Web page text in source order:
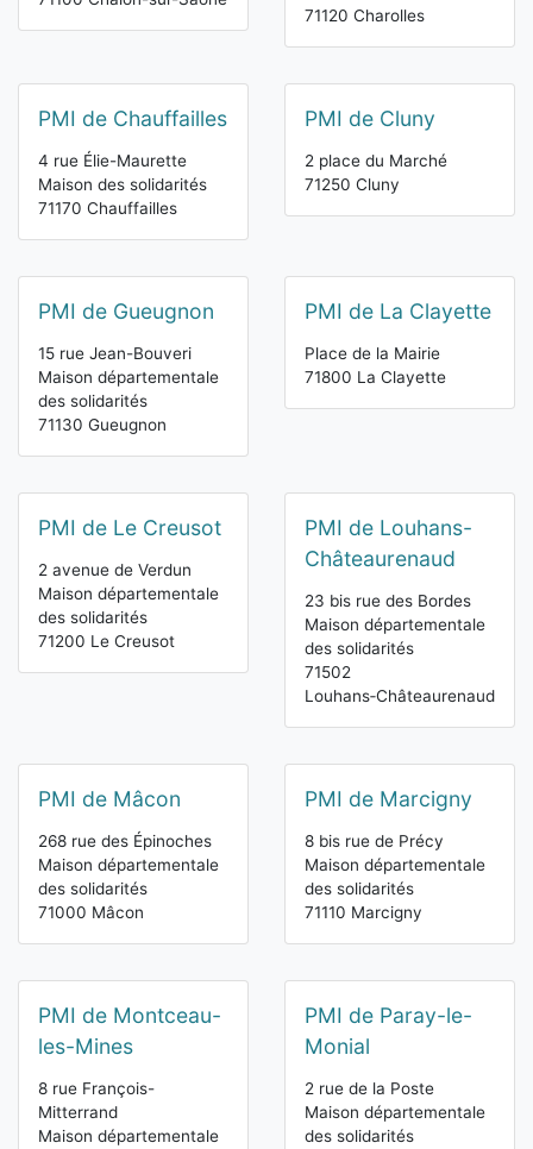
71120 Charolles
PMI de Chauffailles
4 rue Élie-Maurette
Maison des solidarités
71170 Chauffailles
PMI de Cluny
2 place du Marché
71250 Cluny
PMI de Gueugnon
15 rue Jean-Bouveri
Maison départementale
des solidarités
71130 Gueugnon
PMI de La Clayette
Place de la Mairie
71800 La Clayette
PMI de Le Creusot
2 avenue de Verdun
Maison départementale
des solidarités
71200 Le Creusot
PMI de Louhans-
Châteaurenaud
23 bis rue des Bordes
Maison départementale
des solidarités
71502
Louhans‑Châteaurenaud
PMI de Mâcon
268 rue des Épinoches
Maison départementale
des solidarités
71000 Mâcon
PMI de Marcigny
8 bis rue de Précy
Maison départementale
des solidarités
71110 Marcigny
PMI de Montceau-
les-Mines
8 rue François-
Mitterrand
Maison départementale
PMI de Paray-le-
Monial
2 rue de la Poste
Maison départementale
des solidarités